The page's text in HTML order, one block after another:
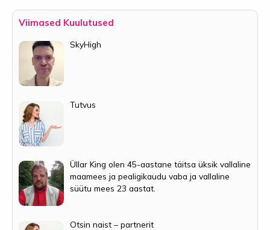
Viimased Kuulutused
SkyHigh
Tutvus
Üllar King olen 45-aastane täitsa üksik vallaline
maamees ja pealigikaudu vaba ja vallaline
süütu mees 23 aastat.
Otsin naist – partnerit